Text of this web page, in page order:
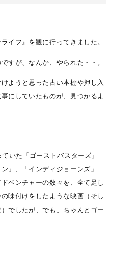
イフ』を観に行ってきました。
すが、なんか、やられた・・。
ようと思った古い本棚や押し入
にしていたものが、見つかるよ
いた「ゴーストバスターズ」
」、「インディジョーンズ」
ベンチャーの数々を、全て足し
味付けをしたような映画（そし
でしたが、でも、ちゃんとゴー